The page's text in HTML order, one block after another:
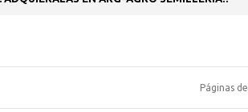
Páginas